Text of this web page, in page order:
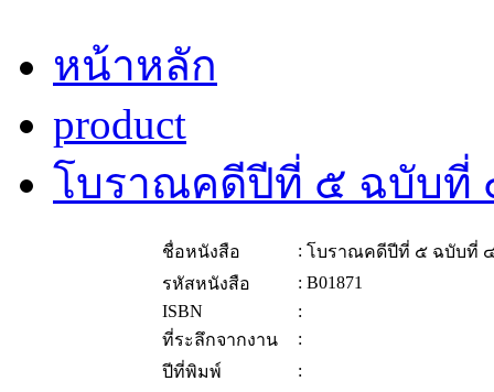
หน้าหลัก
product
โบราณคดีปีที่ ๕ ฉบับที่
ชื่อหนังสือ : โบราณคดีปีที่ ๕ ฉบับที่
รหัสหนังสือ
: B01871
ISBN
:
ที่ระลึกจากงาน
:
ปีที่พิมพ์
: